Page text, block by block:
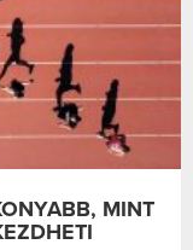
MINT